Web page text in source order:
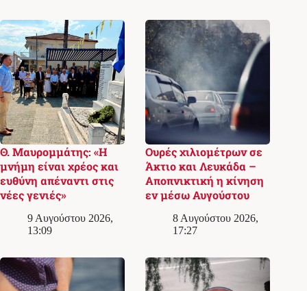
Θ. Μαυρομμάτης: «Η
μνήμη είναι χρέος και
ευθύνη απέναντι στις
νέες γενιές»
9 Αυγούστου 2026,
13:09
Ουρές χιλιομέτρων σε
Άκτιο και Λευκάδα –
Αποπνικτική η κίνηση
εν μέσω Αυγούστου
8 Αυγούστου 2026,
17:27